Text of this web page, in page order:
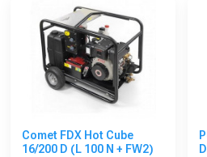
Comet FDX Hot Cube
16/200 D (L 100 N + FW2)